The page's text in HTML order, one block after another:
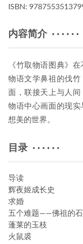
ISBN:
内容简介 · · · · · ·
《竹取物语图典》
物语文学鼻祖的伐
面，联接天上与人
物语中心画面的现实
想美的世界。
目录 · · · · · ·
导读
辉夜姬成长史
求婚
五个难题——佛祖的
蓬莱的玉枝
火鼠裘